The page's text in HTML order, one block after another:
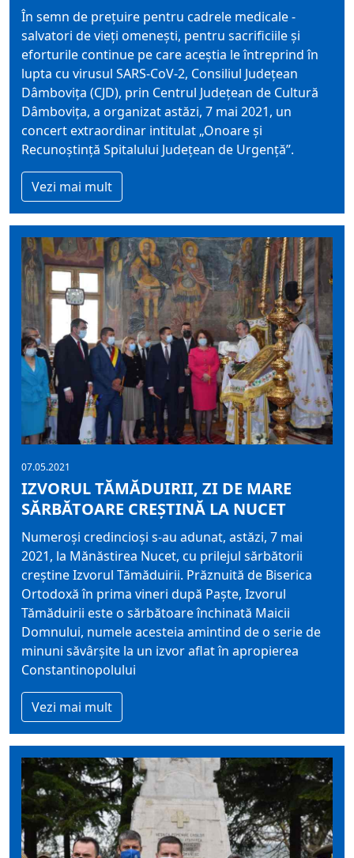
În semn de prețuire pentru cadrele medicale -
salvatori de vieți omenești, pentru sacrificiile și
eforturile continue pe care aceștia le întreprind în
lupta cu virusul SARS-CoV-2, Consiliul Județean
Dâmbovița (CJD), prin Centrul Județean de Cultură
Dâmbovița, a organizat astăzi, 7 mai 2021, un
concert extraordinar intitulat „Onoare și
Recunoștință Spitalului Județean de Urgență”.
Vezi mai mult
07.05.2021
IZVORUL TĂMĂDUIRII, ZI DE MARE
SĂRBĂTOARE CREȘTINĂ LA NUCET
Numeroși credincioși s-au adunat, astăzi, 7 mai
2021, la Mănăstirea Nucet, cu prilejul sărbătorii
creștine Izvorul Tămăduirii. Prăznuită de Biserica
Ortodoxă în prima vineri după Paşte, Izvorul
Tămăduirii este o sărbătoare închinată Maicii
Domnului, numele acesteia amintind de o serie de
minuni săvârşite la un izvor aflat în apropierea
Constantinopolului
Vezi mai mult